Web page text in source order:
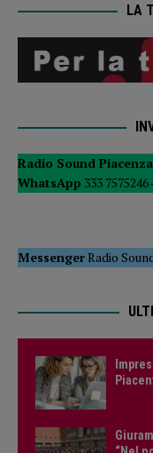
LA
Radio Sound
WhatsApp 333 7575246
MessengerRadio